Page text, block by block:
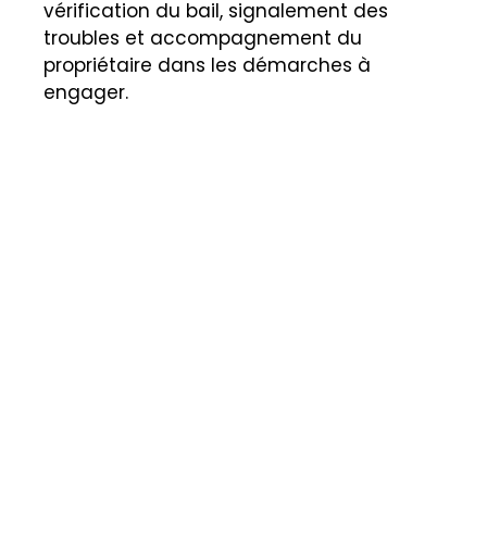
vérification du bail, signalement des
troubles et accompagnement du
propriétaire dans les démarches à
engager.